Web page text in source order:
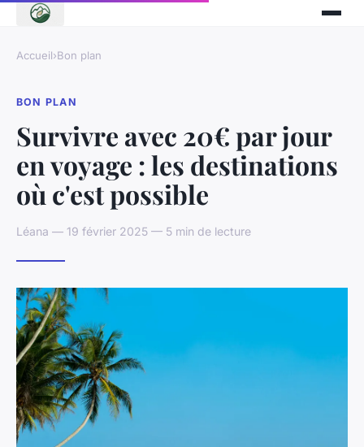
Accueil›Bon plan
BON PLAN
Survivre avec 20€ par jour
en voyage : les destinations
où c'est possible
Léana — 19 février 2025 — 5 min de lecture